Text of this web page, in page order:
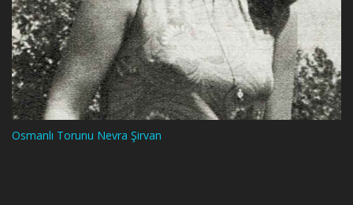
Osmanlı Torunu Nevra Şirvan